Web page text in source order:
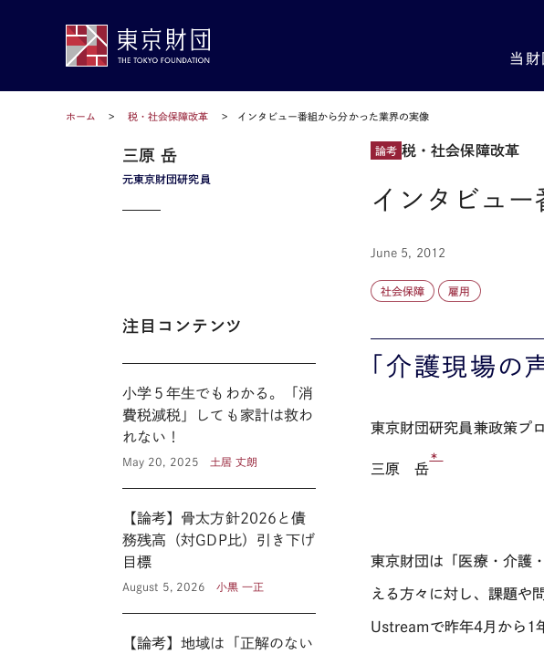
当財
ホーム 税・社会保障改革 インタビュー番組から分かった業界の実像
論考 税・社会保障改革
インタビュ
June 5, 2012
社会保障 雇用
「介護現場の
東京財団研究員兼政策プ
三原 岳
＊
東京財団は「医療・介護
える方々に対し、課題や
Ustreamで昨年4月から1
元東京財団研究員
三原 岳
注目コンテンツ
小学５年生でもわかる。「消
費税減税」しても家計は救わ
れない！
May 20, 2025 土居 丈朗
【論考】骨太方針2026と債
務残高（対GDP比）引き下げ
目標
August 5, 2026 小黒 一正
【論考】地域は「正解のない